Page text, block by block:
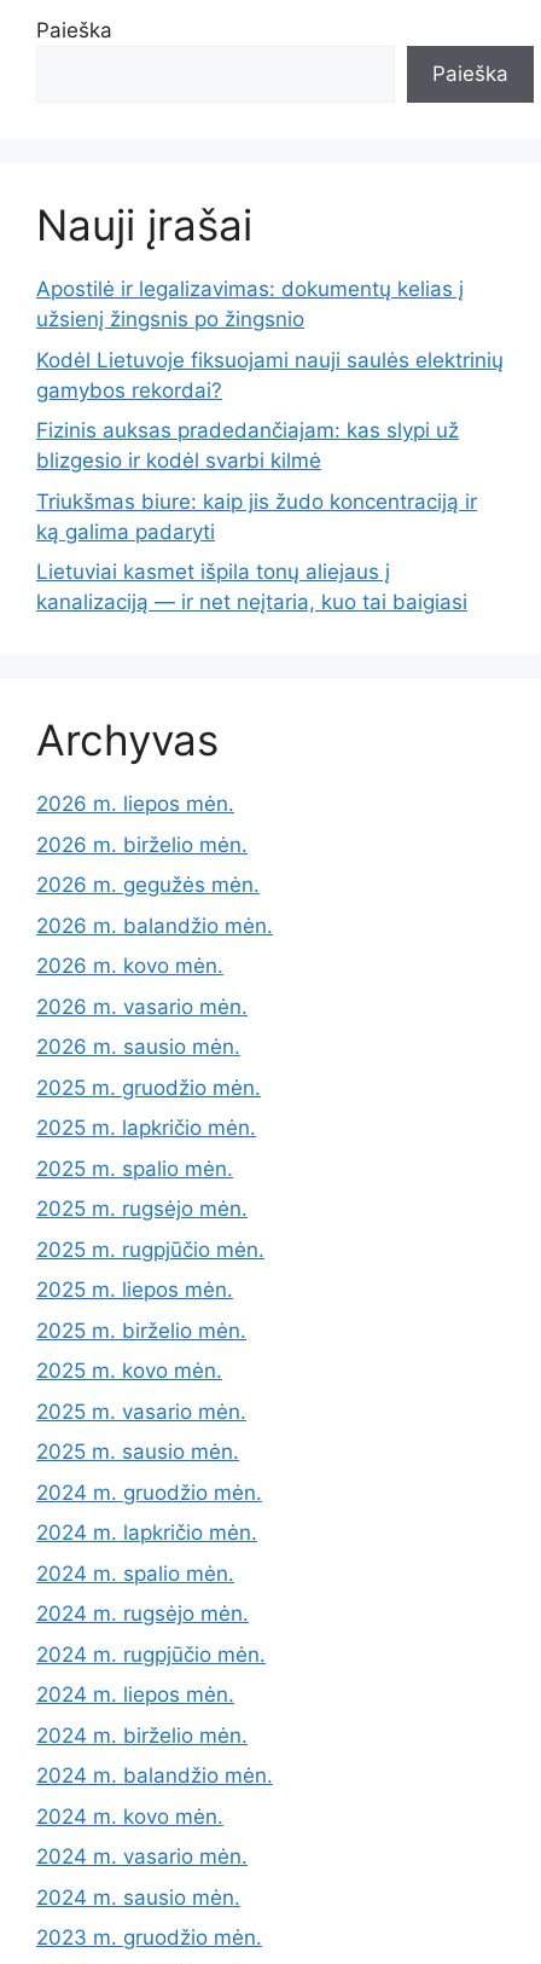
Paieška
Paieška
Nauji įrašai
Apostilė ir legalizavimas: dokumentų kelias į
užsienį žingsnis po žingsnio
Kodėl Lietuvoje fiksuojami nauji saulės elektrinių
gamybos rekordai?
Fizinis auksas pradedančiajam: kas slypi už
blizgesio ir kodėl svarbi kilmė
Triukšmas biure: kaip jis žudo koncentraciją ir
ką galima padaryti
Lietuviai kasmet išpila tonų aliejaus į
kanalizaciją — ir net neįtaria, kuo tai baigiasi
Archyvas
2026 m. liepos mėn.
2026 m. birželio mėn.
2026 m. gegužės mėn.
2026 m. balandžio mėn.
2026 m. kovo mėn.
2026 m. vasario mėn.
2026 m. sausio mėn.
2025 m. gruodžio mėn.
2025 m. lapkričio mėn.
2025 m. spalio mėn.
2025 m. rugsėjo mėn.
2025 m. rugpjūčio mėn.
2025 m. liepos mėn.
2025 m. birželio mėn.
2025 m. kovo mėn.
2025 m. vasario mėn.
2025 m. sausio mėn.
2024 m. gruodžio mėn.
2024 m. lapkričio mėn.
2024 m. spalio mėn.
2024 m. rugsėjo mėn.
2024 m. rugpjūčio mėn.
2024 m. liepos mėn.
2024 m. birželio mėn.
2024 m. balandžio mėn.
2024 m. kovo mėn.
2024 m. vasario mėn.
2024 m. sausio mėn.
2023 m. gruodžio mėn.